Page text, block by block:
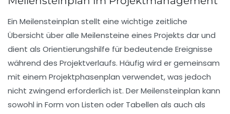
Ein Meilensteinplan stellt eine wichtige zeitliche
Übersicht über alle Meilensteine eines Projekts dar und
dient als Orientierungshilfe für bedeutende Ereignisse
während des Projektverlaufs. Häufig wird er gemeinsam
mit einem Projektphasenplan verwendet, was jedoch
nicht zwingend erforderlich ist. Der Meilensteinplan kann
sowohl in Form von Listen oder Tabellen als auch als